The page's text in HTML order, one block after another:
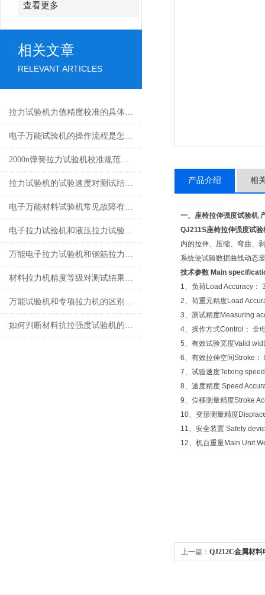
查看更多
相关文章
RELEVANT ARTICLES
拉力试验机力值精度校准的具体步骤是什么？
电子万能试验机的操作流程是怎样的？
2000n弹簧拉力试验机校准规范与注意事项
拉力试验机的试验速度对测试结果有哪些影响？
电子万能材料试验机常见故障有哪些？
电子拉力试验机和液压拉力试验机的精度哪个更高？
万能电子拉力试验机和钢筋拉力试验机的操作流程有什么不同？
材料拉力机精度等级对测试结果有哪些影响？
万能试验机和专项拉力机的区别是什么？
如何判断材料抗拉强度试验机的测试数据是否准确？
产品介绍 相
一、 座椅拉伸强度试验机
QJ211S座椅拉伸强度试验
内的拉伸、压缩、弯曲、
系统使试验数据曲线动态
技术参数 Main
1、负荷Load Accuracy：
2、荷重元精度Load
3、测试精度Measuring
4、操作方式Control： 全
5、有效试验宽度Valid
6、有效拉伸空间Stroke：
7、试验速度Tetxing
8、速度精度 Speed
9、位移测量精度Stroke
10、变形测量精度
11、安全装置 Safety
12、机台重量Main Unit
上一篇： QJ212C金属材